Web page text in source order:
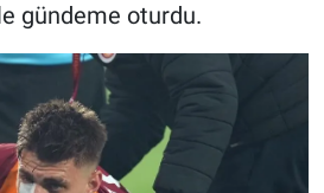
gündeme oturdu.